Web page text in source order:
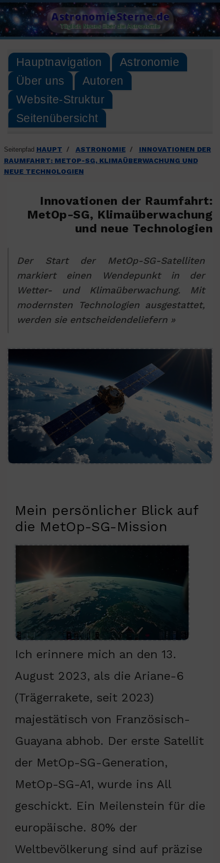
Skip
to
content
AstronomieSterne.de
Täglich Neues über die Astronomie
Hauptnavigation
Astronomie
Über uns
Autoren
Website-Struktur
Seitenübersicht
Seitenpfad HAUPT / ASTRONOMIE /
INNOVATIONEN DER
RAUMFAHRT: METOP-SG, KLIMAÜBERWACHUNG UND
NEUE TECHNOLOGIEN
Innovationen der Raumfahrt:
MetOp-SG, Klimaüberwachung
und neue Technologien
Der Start der MetOp-SG-Satelliten
markiert einen Wendepunkt in der
Wetter- und Klimaüberwachung. Mit
modernsten Technologien ausgestattet,
werden sie entscheidendeliefern »
Mein persönlicher Blick auf
die MetOp-SG-Mission
Ich erinnere mich an den 13.
August 2023, als die Ariane-6
(Trägerrakete, seit 2023)
majestätisch von Französisch-
Guayana abhob. Der erste Satellit
der MetOp-SG-Generation,
MetOp-SG-A1, wurde ins All
geschickt. Ein Meilenstein für die
europäische. 80% der
Weltbevölkerung sind auf präzise